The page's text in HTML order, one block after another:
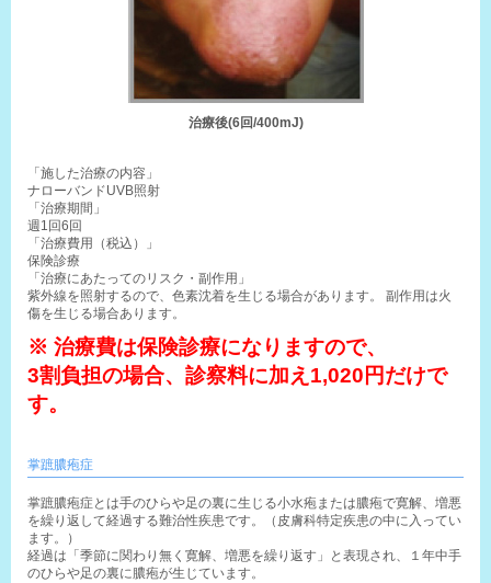
治療後(6回/400mJ)
「施した治療の内容」
ナローバンドUVB照射
「治療期間」
週1回6回
「治療費用（税込）」
保険診療
「治療にあたってのリスク・副作用」
紫外線を照射するので、色素沈着を生じる場合があります。 副作用は火
傷を生じる場合あります。
※ 治療費は保険診療になりますので、
3割負担の場合、診察料に加え1,020円だけで
す。
掌蹠膿疱症
掌蹠膿疱症とは手のひらや足の裏に生じる小水疱または膿疱で寛解、増悪
を繰り返して経過する難治性疾患です。（皮膚科特定疾患の中に入ってい
ます。）
経過は「季節に関わり無く寛解、増悪を繰り返す」と表現され、１年中手
のひらや足の裏に膿疱が生じています。